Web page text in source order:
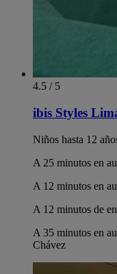
4.5 / 5
ibis Styles
Niños hasta 12
A 25 minutos en
A 12 minutos en
A 12 minutos de
A 35 minutos en
Chávez